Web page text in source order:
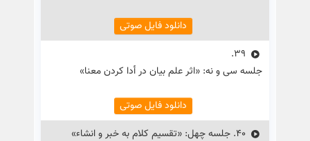
دانلود فایل صوتی
39.
جلسه سی و نه: «اثر علم بیان در أدا کردن معنا»
دانلود فایل صوتی
40. جلسه چهل: «تقسیم کلام به خبر و انشاء»